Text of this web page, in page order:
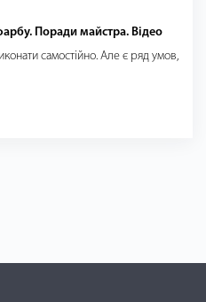
Поради майстра. Відео
самостійно. Але є ряд умов,